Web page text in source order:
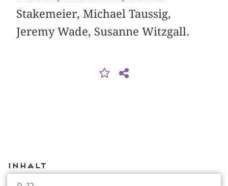
Stakemeier, Michael Taussig,
Jeremy Wade, Susanne Witzgall.
Inhalt